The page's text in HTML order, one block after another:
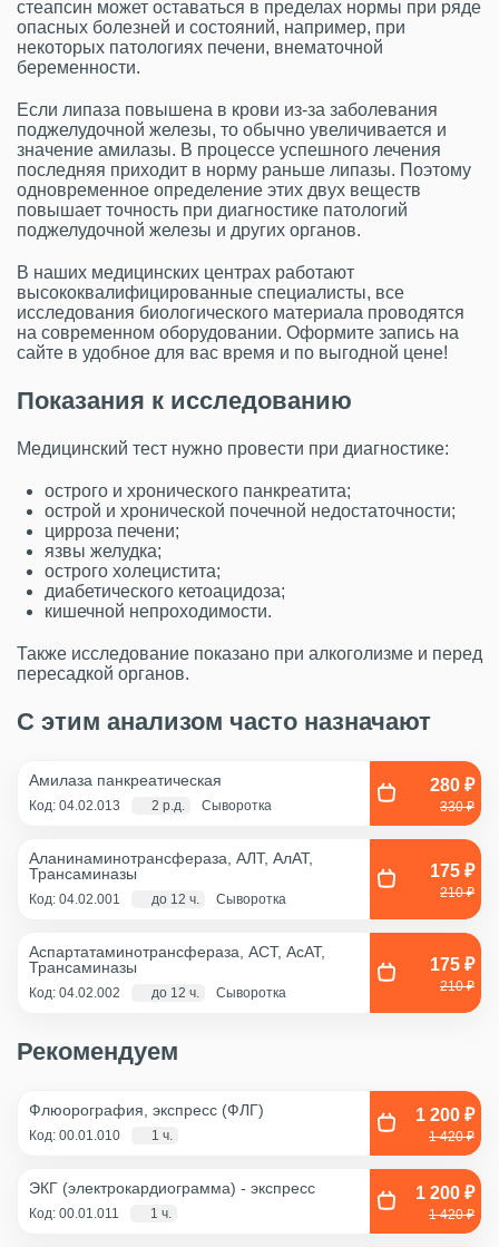
стеапсин может оставаться в пределах нормы при ряде
опасных болезней и состояний, например, при
некоторых патологиях печени, внематочной
беременности.
Если липаза повышена в крови из-за заболевания
поджелудочной железы, то обычно увеличивается и
значение амилазы. В процессе успешного лечения
последняя приходит в норму раньше липазы. Поэтому
одновременное определение этих двух веществ
повышает точность при диагностике патологий
поджелудочной железы и других органов.
В наших медицинских центрах работают
высококвалифицированные специалисты, все
исследования биологического материала проводятся
на современном оборудовании. Оформите запись на
сайте в удобное для вас время и по выгодной цене!
Показания к исследованию
Медицинский тест нужно провести при диагностике:
острого и хронического панкреатита;
острой и хронической почечной недостаточности;
цирроза печени;
язвы желудка;
острого холецистита;
диабетического кетоацидоза;
кишечной непроходимости.
Также исследование показано при алкоголизме и перед
пересадкой органов.
С этим анализом часто назначают
Амилаза панкреатическая
Код: 04.02.013 2 р.д. Сыворотка
280 ₽
330 ₽
Аланинаминотрансфераза, АЛТ, АлАТ,
Трансаминазы
Код: 04.02.001 до 12 ч. Сыворотка
175 ₽
210 ₽
Аспартатаминотрансфераза, АСТ, АсАТ,
Трансаминазы
Код: 04.02.002 до 12 ч. Сыворотка
175 ₽
210 ₽
Рекомендуем
Флюорография, экспресс (ФЛГ)
Код: 00.01.010 1 ч.
1 200 ₽
1 420 ₽
ЭКГ (электрокардиограмма) - экспресс
Код: 00.01.011 1 ч.
1 200 ₽
1 420 ₽